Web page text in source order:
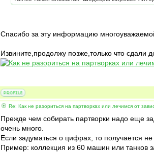
Спасибо за эту информацию
Извините,продолжу позже,только что сдали
Re: Как не разориться на партворках или лечимся от
Прежде чем собирать партворки надо еще
очень много.
Если задуматься о цифрах, то получается
Пример: коллекция из 60 машин или танков